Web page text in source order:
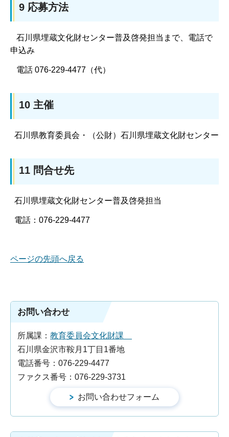
9 応募方法
石川県埋蔵文化財センター普及啓発担当まで、電話で
申込み
電話 076-229-4477（代）
10 主催
石川県教育委員会・（公財）石川県埋蔵文化財センター
11 問合せ先
石川県埋蔵文化財センター普及啓発担当
電話：076-229-4477
ページの先頭へ戻る
お問い合わせ
所属課： 教育委員会文化財課
石川県金沢市鞍月1丁目1番地
電話番号：076-229-4477
ファクス番号：076-229-3731